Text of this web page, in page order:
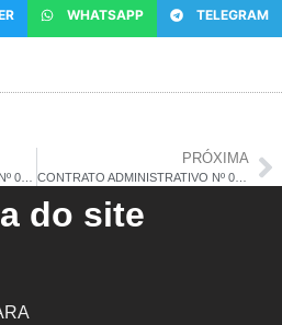
WHATSAPP TELEGRAM
PRÓXIMA
CONTRATO ADMINISTRATIVO Nº 009/2025
do site